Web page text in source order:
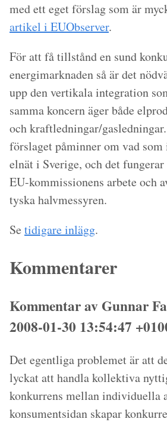
med ett eget förslag som är
artikel i EUObserver.
För att få tillstånd en sund
energimarknaden så är det
upp den vertikala integration
samma koncern äger både
och kraftledningar/
förslaget påminner om vad
elnät i Sverige, och det
EU-kommissionens arbete och
tyska halvmessyren.
Se tidigare inlägg.
Kommentarer
Kommentar av Gunnar
2008-01-30 13:54:47
Det egentliga problemet är att
lyckat att handla kollektiva
konkurrens mellan individuella
konsumentsidan skapar